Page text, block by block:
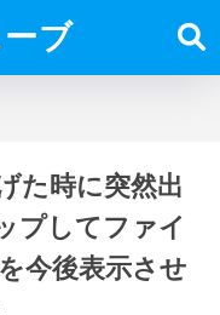
ブ
た時に突然出
プしてファイ
今後表示させ